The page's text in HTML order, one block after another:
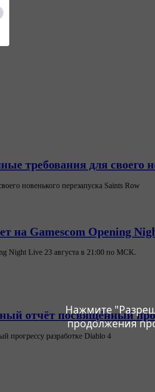
Нажмите
продолжения
требования для своего
новенького перезапуска Saints Row
на Gamescom Opening
Night Live 23 августа в 21:00 по МСК.
отчёт посвящённый
прогрессу разработке Diablo 4